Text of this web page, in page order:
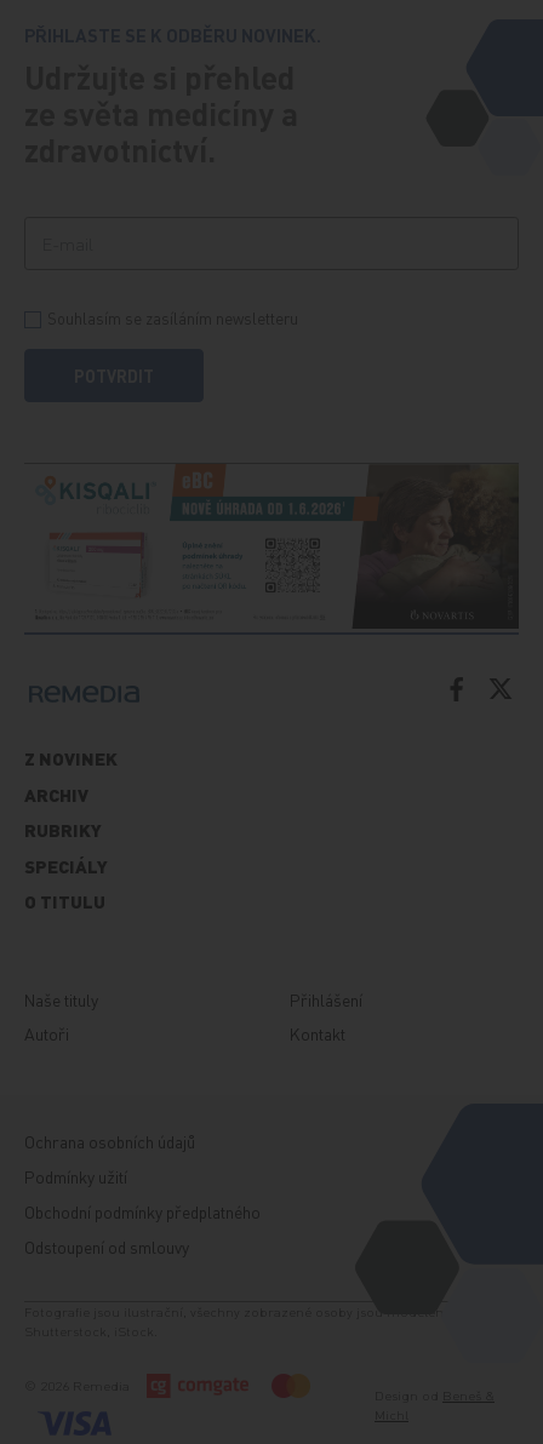
Z NOVINEK
ARCHIV
RUBRIKY
SPECIÁLY
O TITULU
Naše tituly
Autoři
Přihlášení
Kontakt
Ochrana osobních údajů
Podmínky užití
Obchodní podmínky předplatného
Odstoupení od smlouvy